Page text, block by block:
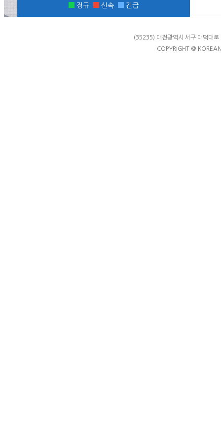
정규 신속 긴급
(35235) 대전광역시 서구 대덕대
COPYRIGHT @